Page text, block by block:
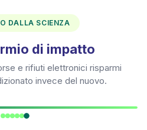
DALLA SCIENZA
di impatto
e rifiuti elettronici risparmi
invece del nuovo.